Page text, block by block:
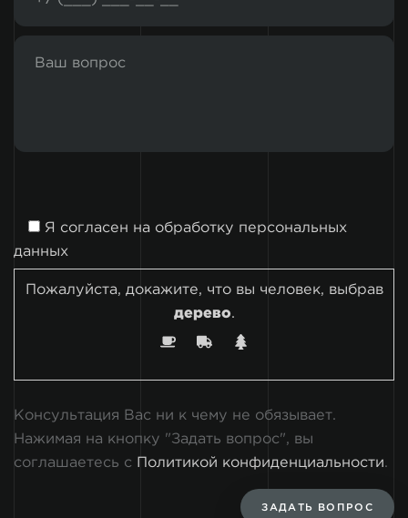
Я согласен на обработку персональных
данных
Пожалуйста, докажите, что вы человек, выбрав
дерево.
Консультация Вас ни к чему не обязывает.
Нажимая на кнопку "Задать вопрос", вы
соглашаетесь с
Политикой конфиденциальности.
ЗАДАТЬ ВОПРОС